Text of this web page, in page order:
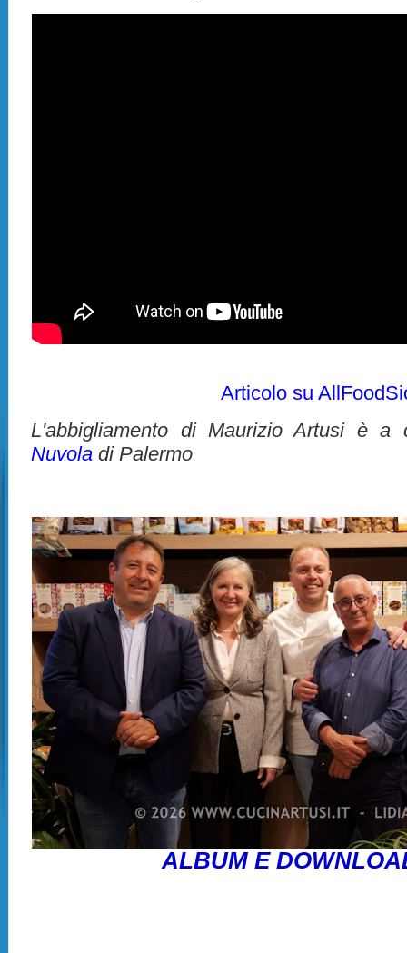
Articolo su
L'abbigliamento di Maurizio Artusi è
Nuvola di Palermo
ALBUM E